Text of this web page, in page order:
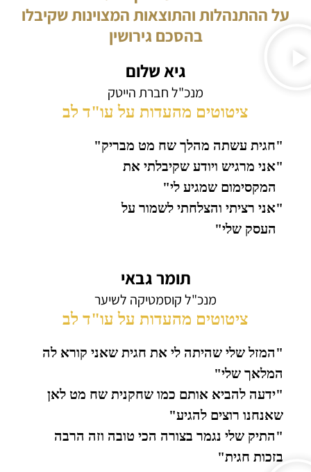
על ההתנהלות והתוצאות המצוינות שקיבלו
בהסכם גירושין
גיא שלום
מנכ"ל חברת הייטק
ציטוטים מהעדות על עו"ד לב
"חגית עשתה מהלך שח מט מבריק"
"אני מרגיש ויודע שקיבלתי את
המקסימום שמגיע לי"
"אני רציתי והצלחתי לשמור על
העסק שלי"
תומר גבאי
מנכ"ל קוסמטיקה לשיער
ציטוטים מהעדות על עו"ד לב
"המזל שלי שהיתה לי את חגית שאני קורא לה
המלאך שלי"
"ידעה להביא אותם כמו שחקנית שח מט לאן
שאנחנו רוצים להגיע"
"התיק שלי נגמר בצורה הכי טובה וזה הרבה
בזכות חגית"